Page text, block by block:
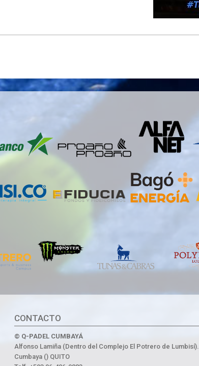
CONTACTO
© Q-PADEL CUMBAYÁ
Alfonso Lamiña (Dentro del Complejo El Potrero de Lumbisí).
Cumbaya () QUITO